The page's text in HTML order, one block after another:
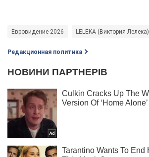
Евровидение 2026 LELEKA (Виктория Лелека)
Редакционная политика